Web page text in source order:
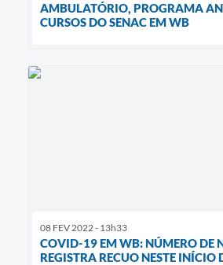
AMBULATÓRIO, PROGRAMA
CURSOS DO SENAC EM WB
08 FEV 2022 - 13h33
COVID-19 EM WB: NÚMERO DE
REGISTRA RECUO NESTE INÍCIO